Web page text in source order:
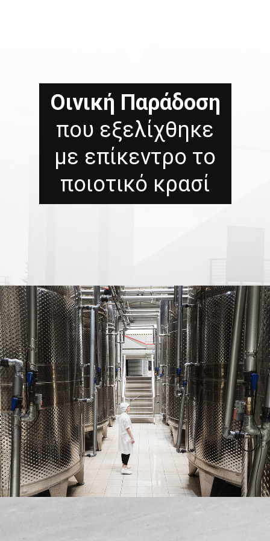
Οινική Παράδοση
που εξελίχθηκε
με επίκεντρο το
ποιοτικό κρασί